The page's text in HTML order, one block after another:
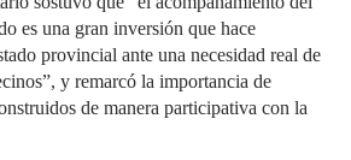
es una gran inversión que hace
provincial ante una necesidad real de
y remarcó la importancia de
de manera participativa con la